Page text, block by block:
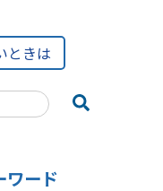
ときは
ワード